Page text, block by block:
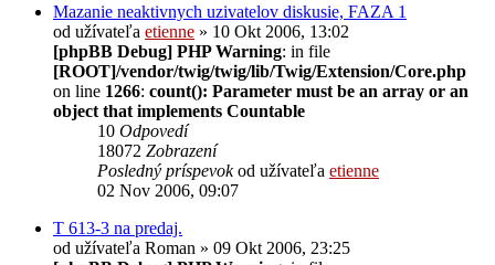
Mazanie neaktivnych uzivatelov diskusie, FAZA 1
od užívateľa etienne » 10 Okt 2006, 13:02
[phpBB Debug] PHP Warning: in file
[ROOT]/vendor/twig/twig/lib/Twig/Extension/Core.php
on line 1266: count(): Parameter must be an array or an
object that implements Countable
10 Odpovedí
18072 Zobrazení
Posledný príspevokod užívateľa etienne
02 Nov 2006, 09:07
T 613-3 na predaj.
od užívateľa Roman » 09 Okt 2006, 23:25